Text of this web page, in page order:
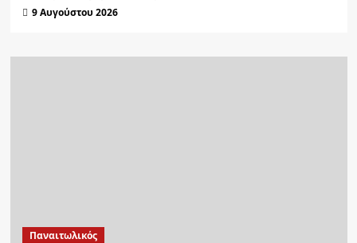
9 Αυγούστου 2026
Παναιτωλικός